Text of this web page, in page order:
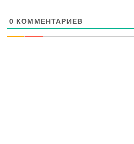
0 КОММЕНТАРИЕВ